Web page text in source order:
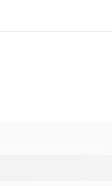
Toda la